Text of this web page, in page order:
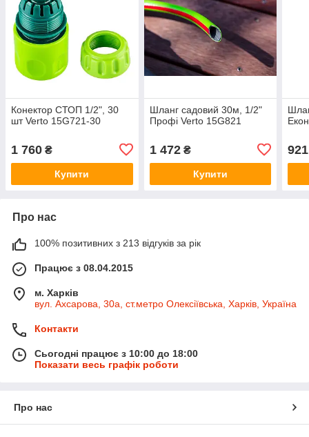
Конектор СТОП 1/2", 30
шт Verto 15G721-30
1 760 ₴
Купити
Шланг садовий 30м, 1/2"
Профі Verto 15G821
1 472₴
Купити
921
Про нас
100% позитивних з 213 відгуків за рік
Працює з 08.04.2015
м. Харків
вул. Ахсарова, 30а, ст.метро Олексіївська, Харків, Україна
Контакти
Сьогодні працює з 10:00 до 18:00
Показати весь графік роботи
Про нас